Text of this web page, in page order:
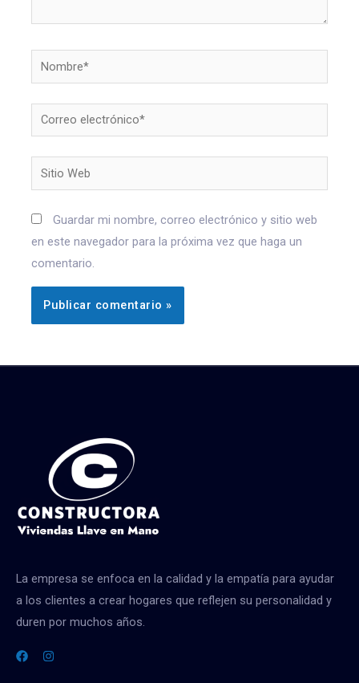
Guardar mi nombre, correo electrónico y sitio web
en este navegador para la próxima vez que haga un
comentario.
La empresa se enfoca en la calidad y la empatía para ayudar
a los clientes a crear hogares que reflejen su personalidad y
duren por muchos años.